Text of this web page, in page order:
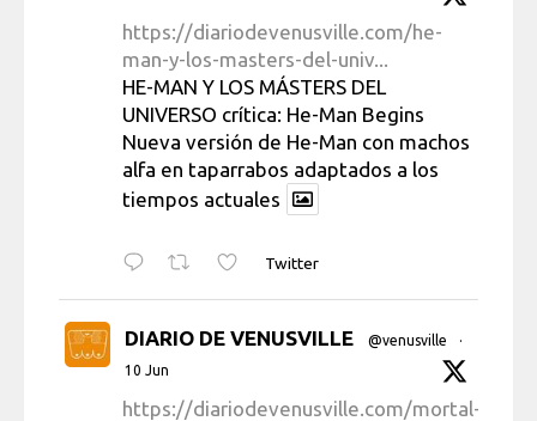
https://diariodevenusville.com/he-
man-y-los-masters-del-univ...
HE-MAN Y LOS MÁSTERS DEL
UNIVERSO crítica: He-Man Begins
Nueva versión de He-Man con machos
alfa en taparrabos adaptados a los
tiempos actuales
Twitter
DIARIO DE VENUSVILLE @venusville
·
10 Jun
https://diariodevenusville.com/mortal-